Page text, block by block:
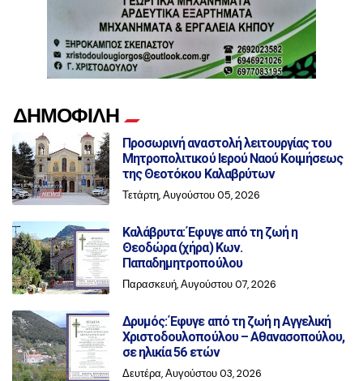
ΔΗΜΟΦΙΛΗ
Προσωρινή αναστολή λειτουργίας του
Μητροπολιτικού Ιερού Ναού Κοιμήσεως
της Θεοτόκου Καλαβρύτων
Τετάρτη, Αυγούστου 05, 2026
Καλάβρυτα: Έφυγε από τη ζωή η
Θεοδώρα (χήρα) Κων.
Παπαδημητροπούλου
Παρασκευή, Αυγούστου 07, 2026
Δρυμός: Έφυγε από τη ζωή η Αγγελική
Χριστοδουλοπούλου – Αθανασοπούλου,
σε ηλικία 56 ετών
Δευτέρα, Αυγούστου 03, 2026